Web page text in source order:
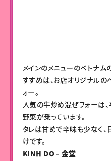
メインのメニューのベトナ
すすめは、お店オリジナル
ォー。
人気の牛炒め混ぜフォーは
野菜が乗っています。
タレは甘めで辛味も少なく
けです。
KINH DO – 金堂